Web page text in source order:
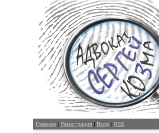
Главная | Регистрация | Вход | RSS